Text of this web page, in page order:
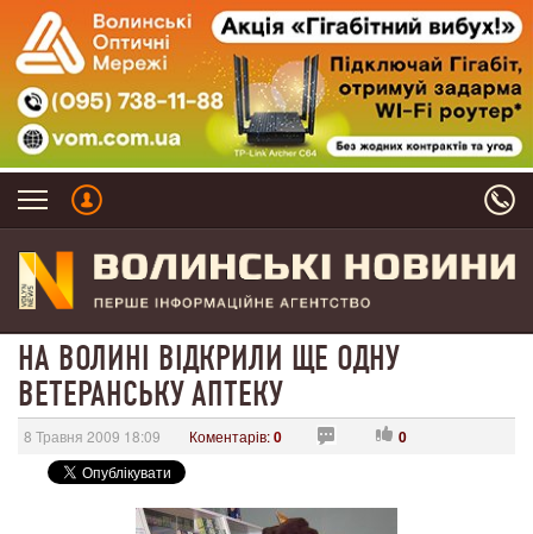
НА ВОЛИНІ ВІДКРИЛИ ЩЕ ОДНУ
ВЕТЕРАНСЬКУ АПТЕКУ
8 Травня 2009 18:09 Коментарів:0 0